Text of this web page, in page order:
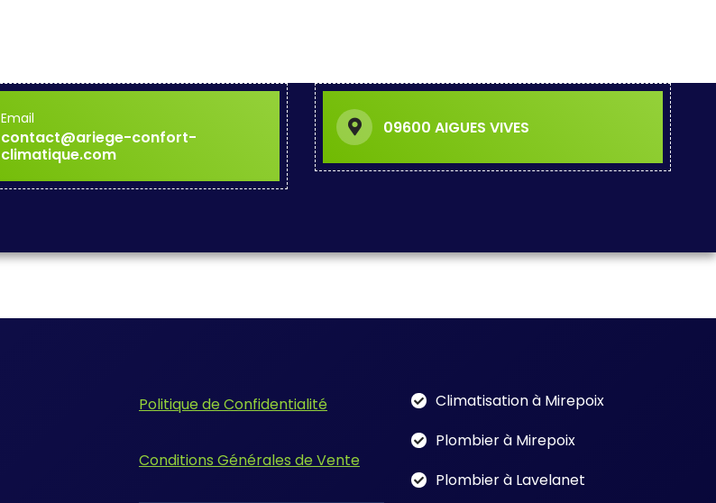
Email
contact@ariege-confort-
climatique.com
09600 AIGUES VIVES
Politique de Confidentialité
Conditions Générales de Vente
Climatisation à Mirepoix
Plombier à Mirepoix
Plombier à Lavelanet